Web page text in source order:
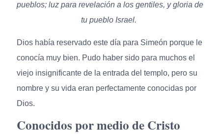
pueblos; luz para revelación a los gentiles, y gloria de
tu pueblo Israel.
Dios había reservado este día para Simeón porque le
conocía muy bien. Pudo haber sido para muchos el
viejo insignificante de la entrada del templo, pero su
nombre y su vida eran perfectamente conocidas por
Dios.
Conocidos por medio de Cristo